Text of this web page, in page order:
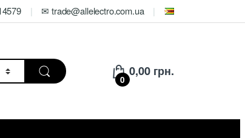
✉ trade@allelectro.com.ua
0
0,00 грн.